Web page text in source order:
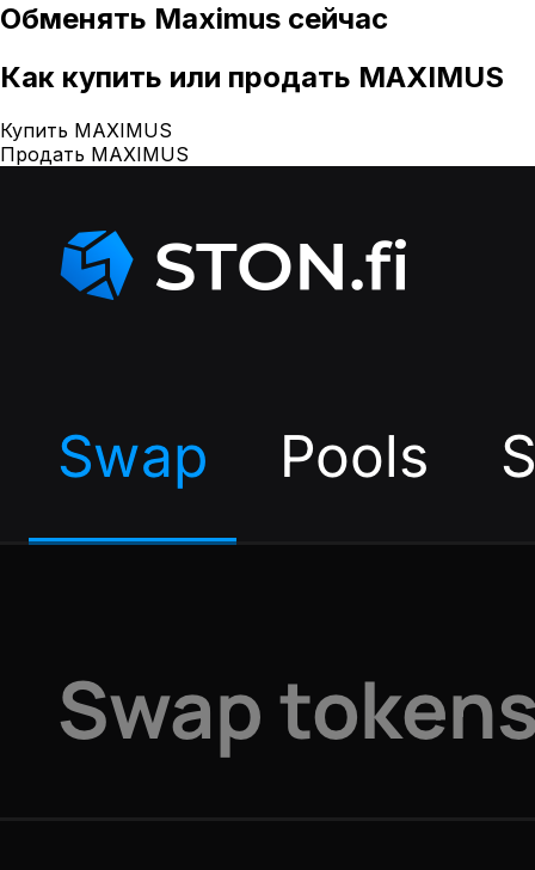
Обменять Maximus сейчас
Как купить или продать MAXIMUS
Купить MAXIMUS
Продать MAXIMUS